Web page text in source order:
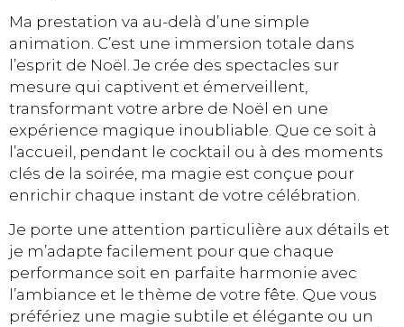
Ma prestation va au-delà d’une simple
animation. C’est une immersion totale dans
l’esprit de Noël. Je crée des spectacles sur
mesure qui captivent et émerveillent,
transformant votre arbre de Noël en une
expérience magique inoubliable. Que ce soit à
l’accueil, pendant le cocktail ou à des moments
clés de la soirée, ma magie est conçue pour
enrichir chaque instant de votre célébration.
Je porte une attention particulière aux détails et
je m’adapte facilement pour que chaque
performance soit en parfaite harmonie avec
l’ambiance et le thème de votre fête. Que vous
préfériez une magie subtile et élégante ou un